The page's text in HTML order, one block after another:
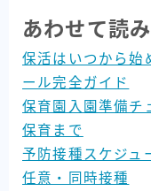
あわせて読
保活はいつから始
ール完全ガイド
保育園入園準備チ
保育まで
予防接種スケジュ
任意・同時接種